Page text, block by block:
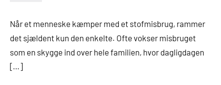
Når et menneske kæmper med et stofmisbrug, rammer
det sjældent kun den enkelte. Ofte vokser misbruget
som en skygge ind over hele familien, hvor dagligdagen
[…]